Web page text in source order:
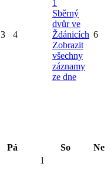
3 4
1
Sběrný
dvůr ve
Ždánicích
Zobrazit
všechny
záznamy
ze dne
6
Pá So Ne
1